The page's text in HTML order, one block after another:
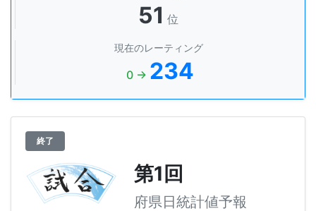
51 位
現在のレーティング
0 → 234
終了
第1回
府県日統計値予報